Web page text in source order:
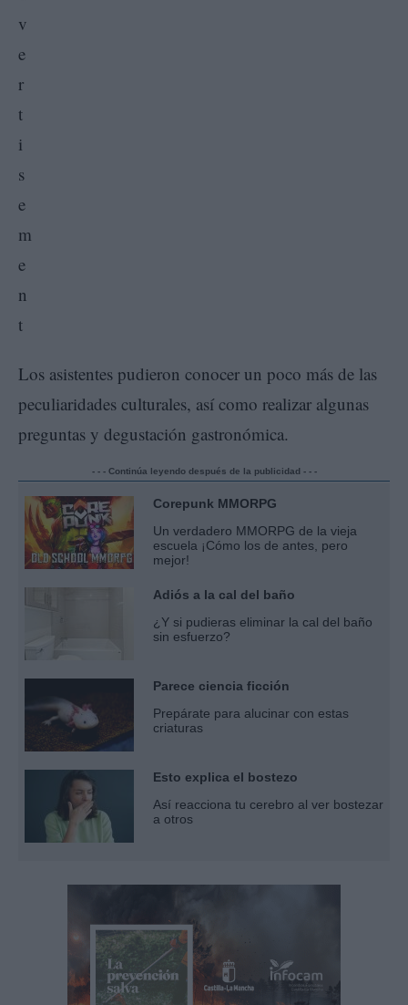
Los asistentes pudieron conocer un poco más de las
peculiaridades culturales, así como realizar algunas
preguntas y degustación gastronómica.
- - - Continúa leyendo después de la publicidad - - -
Corepunk MMORPG
Un verdadero MMORPG de la vieja
escuela ¡Cómo los de antes, pero
mejor!
Adiós a la cal del baño
¿Y si pudieras eliminar la cal del baño
sin esfuerzo?
Parece ciencia ficción
Prepárate para alucinar con estas
criaturas
Esto explica el bostezo
Así reacciona tu cerebro al ver bostezar
a otros